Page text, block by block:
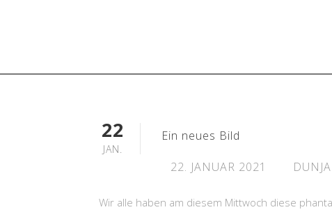
22
JAN.
Ein neues Bild
22. JANUAR 2021 DUNJA
Wir alle haben am diesem Mittwoch diese